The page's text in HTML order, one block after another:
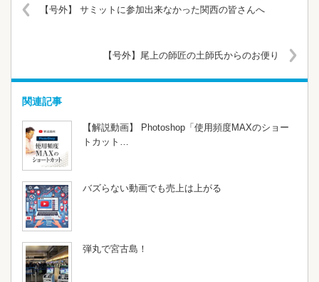
【号外】 サミットに参加出来なかった関西の皆さんへ
【号外】尾上の師匠の土師氏からのお便り
関連記事
【解説動画】 Photoshop「使用頻度MAXのショー
トカット…
バズらない動画でも売上は上がる
弾丸で宮古島！